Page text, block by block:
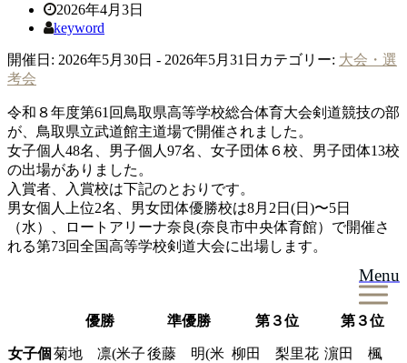
Menu
2026年4月3日
keyword
開催日: 2026年5月30日 - 2026年5月31日 カテゴリー: 大会・選
考会
令和８年度第61回鳥取県高等学校総合体育大会剣道競技の部
が、鳥取県立武道館主道場で開催されました。
女子個人48名、男子個人97名、女子団体６校、男子団体13校
の出場がありました。
入賞者、入賞校は下記のとおりです。
男女個人上位2名、男女団体優勝校は8月2日(日)〜5日
（水）、ロートアリーナ奈良(奈良市中央体育館）で開催さ
れる第73回全国高等学校剣道大会に出場します。
優勝 準優勝 第３位 第３位
女子個 菊地 凛(米子後藤 明(米 柳田 梨里花 濵田 楓